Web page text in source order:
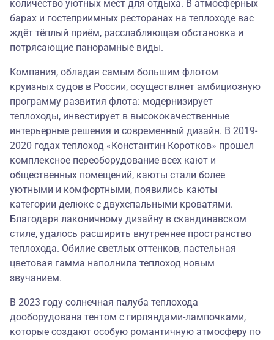
количество уютных мест для отдыха. В атмосферных
барах и гостеприимных ресторанах на теплоходе вас
ждёт тёплый приём, расслабляющая обстановка и
потрясающие панорамные виды.
Компания, обладая самым большим флотом
круизных судов в России, осуществляет амбициозную
программу развития флота: модернизирует
теплоходы, инвестирует в высококачественные
интерьерные решения и современный дизайн. В 2019-
2020 годах теплоход «Константин Коротков» прошел
комплексное переоборудование всех кают и
общественных помещений, каюты стали более
уютными и комфортными, появились каюты
категории делюкс с двухспальными кроватями.
Благодаря лаконичному дизайну в скандинавском
стиле, удалось расширить внутреннее пространство
теплохода. Обилие светлых оттенков, пастельная
цветовая гамма наполнила теплоход новым
звучанием.
В 2023 году солнечная палуба теплохода
дооборудована тентом с гирляндами-лампочками,
которые создают особую романтичную атмосферу по